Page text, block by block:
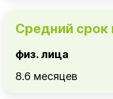
Средний
физ. лица
8.6 месяцев